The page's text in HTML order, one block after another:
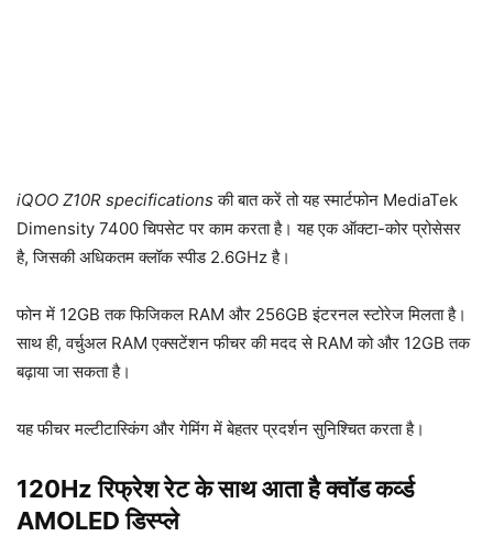
iQOO Z10R specifications की बात करें तो यह स्मार्टफोन MediaTek
Dimensity 7400 चिपसेट पर काम करता है। यह एक ऑक्टा-कोर प्रोसेसर
है, जिसकी अधिकतम क्लॉक स्पीड 2.6GHz है।
फोन में 12GB तक फिजिकल RAM और 256GB इंटरनल स्टोरेज मिलता है।
साथ ही, वर्चुअल RAM एक्सटेंशन फीचर की मदद से RAM को और 12GB तक
बढ़ाया जा सकता है।
यह फीचर मल्टीटास्किंग और गेमिंग में बेहतर प्रदर्शन सुनिश्चित करता है।
120Hz रिफ्रेश रेट के साथ आता है क्वॉड कर्व्ड
AMOLED डिस्प्ले